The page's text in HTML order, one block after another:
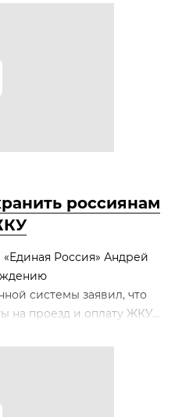
россиянам
Россия» Андрей
системы заявил, что
на проезд и оплату ЖКУ...